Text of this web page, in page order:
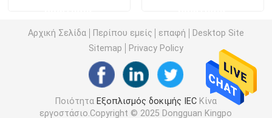
περιβαλλοντικές αίθουσες δοκιμής
Εξοπλισμός δοκιμής μπαταριών της EV
Μανόμετρα ελέγχου ακριβείας
Αρχική Σελίδα Περίπου εμείς επαφή
Desktop Site
Sitemap
Privacy Policy
Ποιότητα Εξοπλισμός δοκιμής IECΚίνα
εργοστάσιο.Copyright © 2025 Dongguan Kingpo